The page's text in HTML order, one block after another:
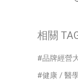
相關
品牌經營
健康 / 醫